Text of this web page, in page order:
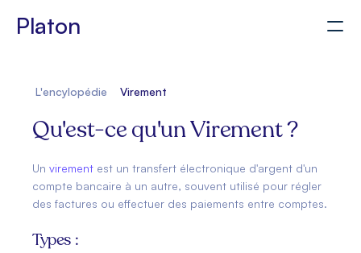
Platon
Accès client
L'encylopédie Virement
Qu'est-ce qu'un Virement ?
Un virement est un transfert électronique d'argent d'un
compte bancaire à un autre, souvent utilisé pour régler
des factures ou effectuer des paiements entre comptes.
Types :